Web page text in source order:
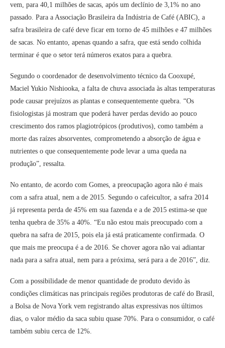
vem, para 40,1 milhões de sacas, após um declínio de 3,1% no ano
passado. Para a Associação Brasileira da Indústria de Café (ABIC), a
safra brasileira de café deve ficar em torno de 45 milhões e 47 milhões
de sacas. No entanto, apenas quando a safra, que está sendo colhida
terminar é que o setor terá números exatos para a quebra.
Segundo o coordenador de desenvolvimento técnico da Cooxupé,
Maciel Yukio Nishiooka, a falta de chuva associada às altas temperaturas
pode causar prejuízos as plantas e consequentemente quebra. “Os
fisiologistas já mostram que poderá haver perdas devido ao pouco
crescimento dos ramos plagiotrópicos (produtivos), como também a
morte das raízes absorventes, comprometendo a absorção de água e
nutrientes o que consequentemente pode levar a uma queda na
produção”, ressalta.
No entanto, de acordo com Gomes, a preocupação agora não é mais
com a safra atual, nem a de 2015. Segundo o cafeicultor, a safra 2014
já representa perda de 45% em sua fazenda e a de 2015 estima-se que
tenha quebra de 35% a 40%. “Eu não estou mais preocupado com a
quebra na safra de 2015, pois ela já está praticamente confirmada. O
que mais me preocupa é a de 2016. Se chover agora não vai adiantar
nada para a safra atual, nem para a próxima, será para a de 2016”, diz.
Com a possibilidade de menor quantidade de produto devido às
condições climáticas nas principais regiões produtoras de café do Brasil,
a Bolsa de Nova York vem registrando altas expressivas nos últimos
dias, o valor médio da saca subiu quase 70%. Para o consumidor, o café
também subiu cerca de 12%.